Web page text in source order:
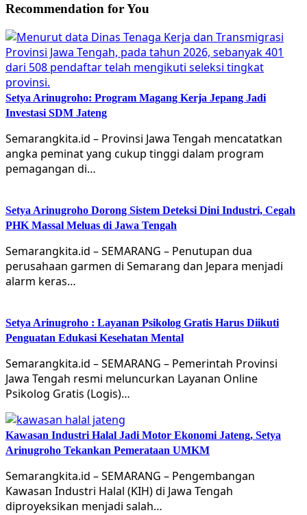
Recommendation for You
Setya Arinugroho: Program Magang Kerja Jepang Jadi
Investasi SDM Jateng
Semarangkita.id – Provinsi Jawa Tengah mencatatkan
angka peminat yang cukup tinggi dalam program
pemagangan di…
Setya Arinugroho Dorong Sistem Deteksi Dini Industri, Cegah
PHK Massal Meluas di Jawa Tengah
Semarangkita.id – SEMARANG – Penutupan dua
perusahaan garmen di Semarang dan Jepara menjadi
alarm keras…
Setya Arinugroho : Layanan Psikolog Gratis Harus Diikuti
Penguatan Edukasi Kesehatan Mental
Semarangkita.id – SEMARANG – Pemerintah Provinsi
Jawa Tengah resmi meluncurkan Layanan Online
Psikolog Gratis (Logis)…
Kawasan Industri Halal Jadi Motor Ekonomi Jateng, Setya
Arinugroho Tekankan Pemerataan UMKM
Semarangkita.id – SEMARANG – Pengembangan
Kawasan Industri Halal (KIH) di Jawa Tengah
diproyeksikan menjadi salah…